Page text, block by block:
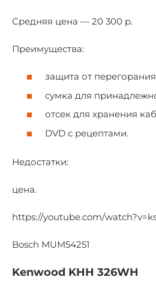
Средняя цена — 20 300 р.
Преимущества:
защита от
сумка для
отсек для хранения
DVD с рецептами.
Недостатки:
цена.
https://youtube.com/
Bosch MUM54251
Kenwood KHH 326WH